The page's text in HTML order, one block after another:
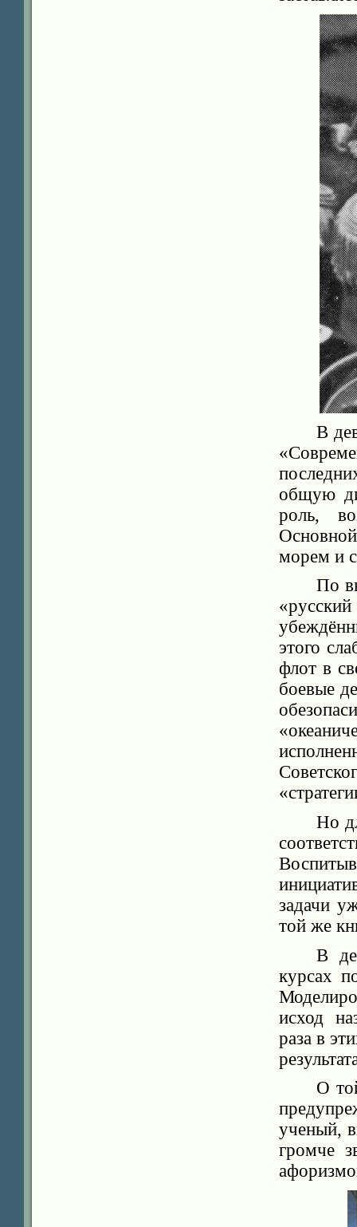
В
общую
роль,
морем и
По
этого
флот в
боевые
Но
задачи
той же
В
курсах
исход
раза в
О
ученый,
громче